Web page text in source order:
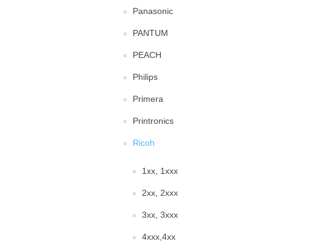
Panasonic
PANTUM
PEACH
Philips
Primera
Printronics
Ricoh
1xx, 1xxx
2xx, 2xxx
3xx, 3xxx
4xxx,4xx